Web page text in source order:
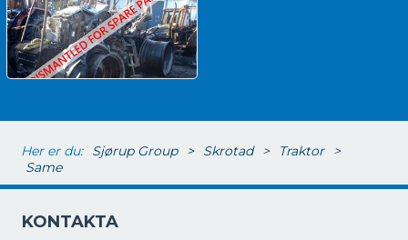
Her er du: Sjørup Group > Skrotad > Traktor >
Same
KONTAKTA